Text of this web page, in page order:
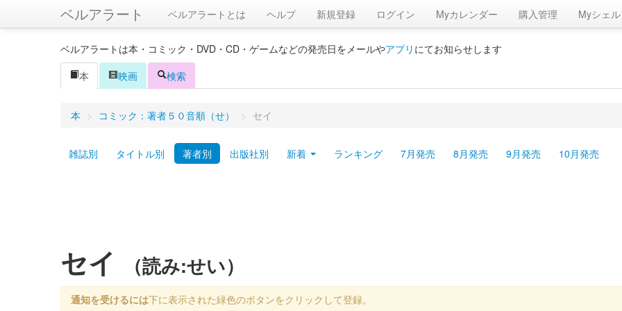
ベルアラート ベルアラートとは ヘルプ 新規登録 ログイン Myカレンダー 購入管理 Myシェル
ベルアラートは本・コミック・DVD・CD・ゲームなどの発売日をメールやアプリ にてお知らせします
本
映画 検索
本 > コミック：著者５０音順（せ） > セイ
雑誌別 タイトル別 著者別 出版社別 新着 ランキング 7月発売 8月発売 9月発売 10月発売
セイ （読み:せい）
通知を受けるには下に表示された緑色のボタンをクリックして登録。